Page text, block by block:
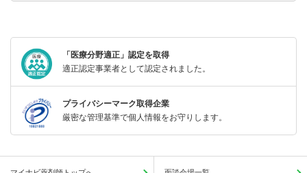
「医療分野適正」認定を取得
適正認定事業者として認定されました。
プライバシーマーク取得企業
厳密な管理基準で個人情報をお守りします。